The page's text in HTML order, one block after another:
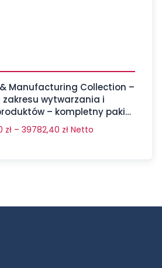
Manufacturing Collection –
zakresu wytwarzania i
– kompletny pakiet
17 programów
zł – 39782,40 zł Netto